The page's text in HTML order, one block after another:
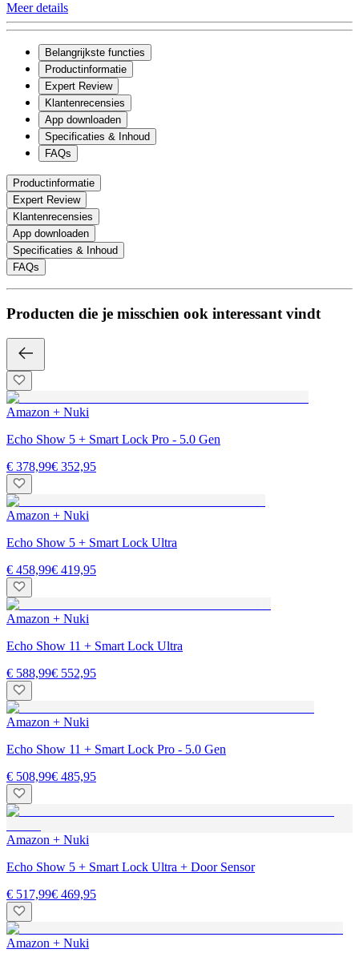
Meer details
Belangrijkste functies
Productinformatie
Expert Review
Klantenrecensies
App downloaden
Specificaties & Inhoud
FAQs
Productinformatie
Expert Review
Klantenrecensies
App downloaden
Specificaties & Inhoud
FAQs
Producten die je misschien ook interessant vindt
Amazon + Nuki
Echo Show 5 + Smart Lock Pro - 5.0 Gen
€ 378,99€ 352,95
Amazon + Nuki
Echo Show 5 + Smart Lock Ultra
€ 458,99€ 419,95
Amazon + Nuki
Echo Show 11 + Smart Lock Ultra
€ 588,99€ 552,95
Amazon + Nuki
Echo Show 11 + Smart Lock Pro - 5.0 Gen
€ 508,99€ 485,95
Amazon + Nuki
Echo Show 5 + Smart Lock Ultra + Door Sensor
€ 517,99€ 469,95
Amazon + Nuki